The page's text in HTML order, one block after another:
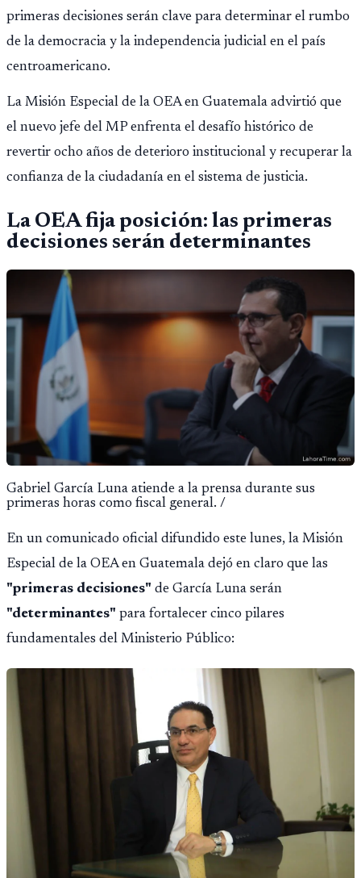
primeras decisiones serán clave para determinar el rumbo
de la democracia y la independencia judicial en el país
centroamericano.
La Misión Especial de la OEA en Guatemala advirtió que
el nuevo jefe del MP enfrenta el desafío histórico de
revertir ocho años de deterioro institucional y recuperar la
confianza de la ciudadanía en el sistema de justicia.
La OEA fija posición: las primeras
decisiones serán determinantes
Gabriel García Luna atiende a la prensa durante sus
primeras horas como fiscal general. /
En un comunicado oficial difundido este lunes, la Misión
Especial de la OEA en Guatemala dejó en claro que las
"primeras decisiones" de García Luna serán
"determinantes" para fortalecer cinco pilares
fundamentales del Ministerio Público: